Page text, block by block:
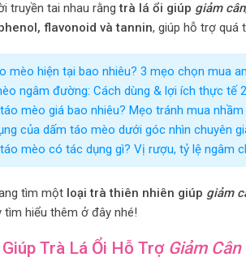
truyền tai nhau rằngtrà lá ổi giúp giảm cân
flavonoid và tannin, giúp hỗ trợ quá
mèo hiện tại bao nhiêu? 3 mẹo chọn mua
ngâm đường: Cách dùng & lợi ích thực tế
mèo giá bao nhiêu? Mẹo tránh mua nhầm
của dấm táo mèo dưới góc nhìn chuyên
mèo có tác dụng gì? Vị rượu, tỷ lệ ngâm
tìm một loại trà thiên nhiên giúp giảm
tìm hiểu thêm ở đây nhé!
Trà Lá Ổi Hỗ Trợ Giảm Cân